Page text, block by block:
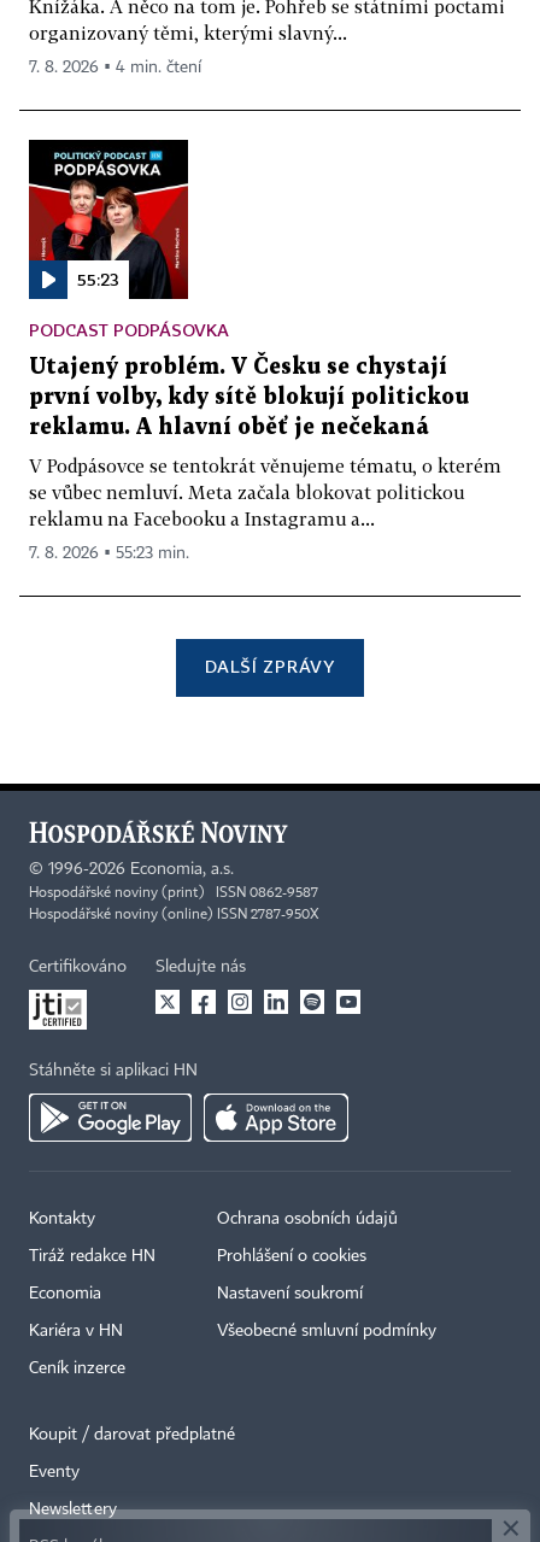
Knížáka. A něco na tom je. Pohřeb se státními poctami
organizovaný těmi, kterými slavný...
7. 8. 2026 ▪ 4 min. čtení
55:23
PODCAST PODPÁSOVKA
Utajený problém. V Česku se chystají
první volby, kdy sítě blokují politickou
reklamu. A hlavní oběť je nečekaná
V Podpásovce se tentokrát věnujeme tématu, o kterém
se vůbec nemluví. Meta začala blokovat politickou
reklamu na Facebooku a Instagramu a...
7. 8. 2026 ▪ 55:23 min.
DALŠÍ ZPRÁVY
© 1996-2026 Economia, a.s.
Hospodářské noviny (print) ISSN 0862-9587
Hospodářské noviny (online) ISSN 2787-950X
Certifikováno Sledujte nás
Stáhněte si aplikaci HN
Kontakty
Tiráž redakce HN
Economia
Kariéra v HN
Ceník inzerce
Ochrana osobních údajů
Prohlášení o cookies
Nastavení soukromí
Všeobecné smluvní podmínky
Koupit / darovat předplatné
Eventy
Newslettery